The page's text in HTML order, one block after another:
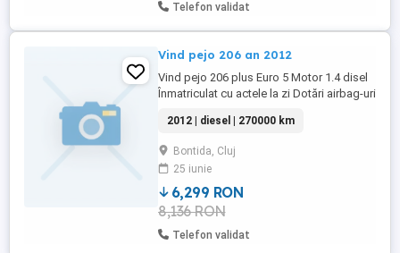
Telefon validat
Vind pejo 206 an 2012
Vind pejo 206 plus Euro 5 Motor 1.4 disel
Înmatriculat cu actele la zi Dotări airbag-uri
mp3 Oglinzi electrice Botida jud Cluj Prer
1200 euro
2012 | diesel | 270000 km
Bontida, Cluj
25 iunie
6,299 RON
8,136 RON
Telefon validat